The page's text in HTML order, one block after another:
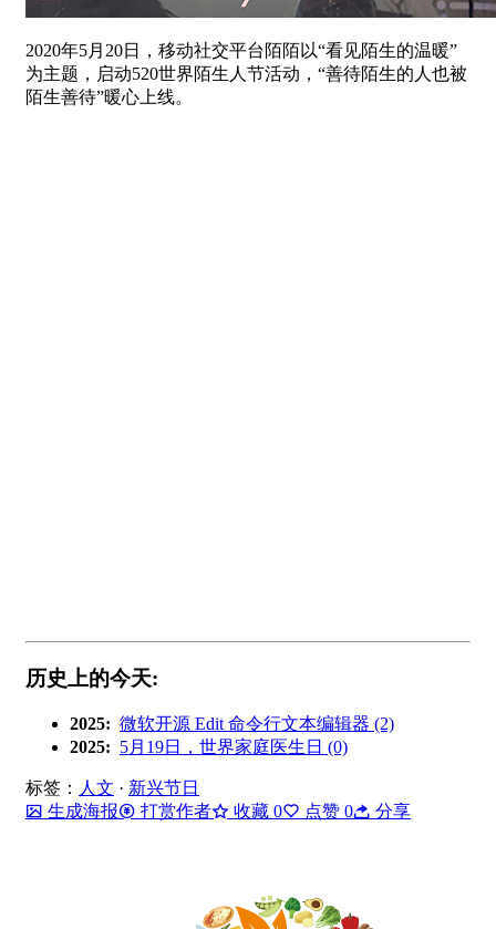
2020年5月20日，移动社交平台陌陌以“看见陌生的温暖”
为主题，启动520世界陌生人节活动，“善待陌生的人也被
陌生善待”暖心上线。
历史上的今天:
2025: 微软开源 Edit 命令行文本编辑器 (2)
2025: 5月19日，世界家庭医生日 (0)
标签： 人文 · 新兴节日
生成海报
打赏作者 收藏 0 点赞 0 分享